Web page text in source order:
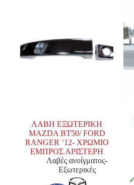
ΛΑΒΗ ΕΞΩΤΕΡΙΚΗ
MAZDA BT50/ FORD
RANGER ’12- ΧΡΩΜΙΟ
ΕΜΠΡΟΣ ΑΡΙΣΤΕΡΗ
Λαβές ανοίγματος-
Εξωτερικές